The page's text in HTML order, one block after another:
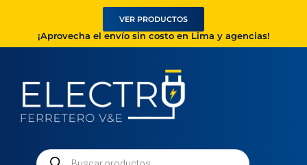
VER PRODUCTOS
¡Aprovecha el envío sin costo en Lima y agencias!